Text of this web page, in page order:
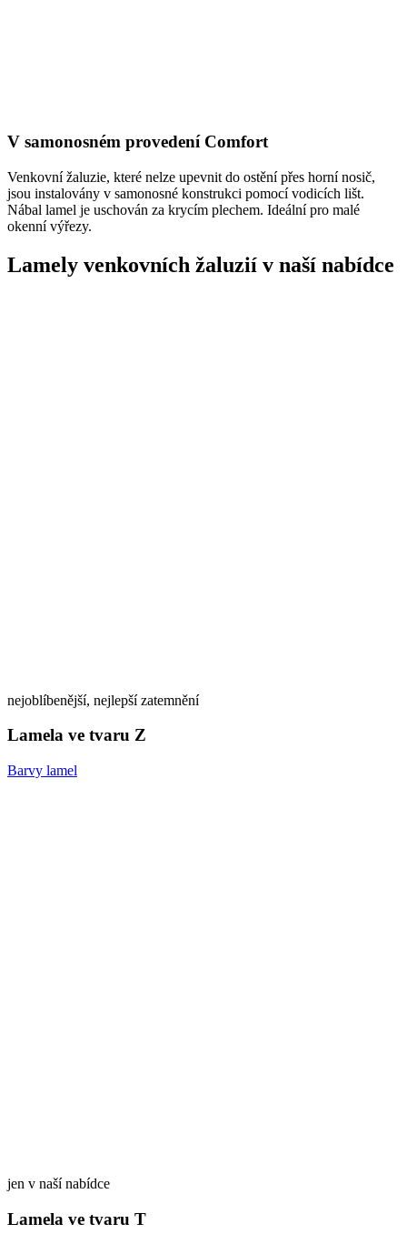
V samonosném provedení Comfort
Venkovní žaluzie, které nelze upevnit do ostění přes horní nosič,
jsou instalovány v samonosné konstrukci pomocí vodicích lišt.
Nábal lamel je uschován za krycím plechem. Ideální pro malé
okenní výřezy.
Lamely venkovních žaluzií v naší nabídce
nejoblíbenější, nejlepší zatemnění
Lamela ve tvaru Z
Barvy lamel
jen v naší nabídce
Lamela ve tvaru T